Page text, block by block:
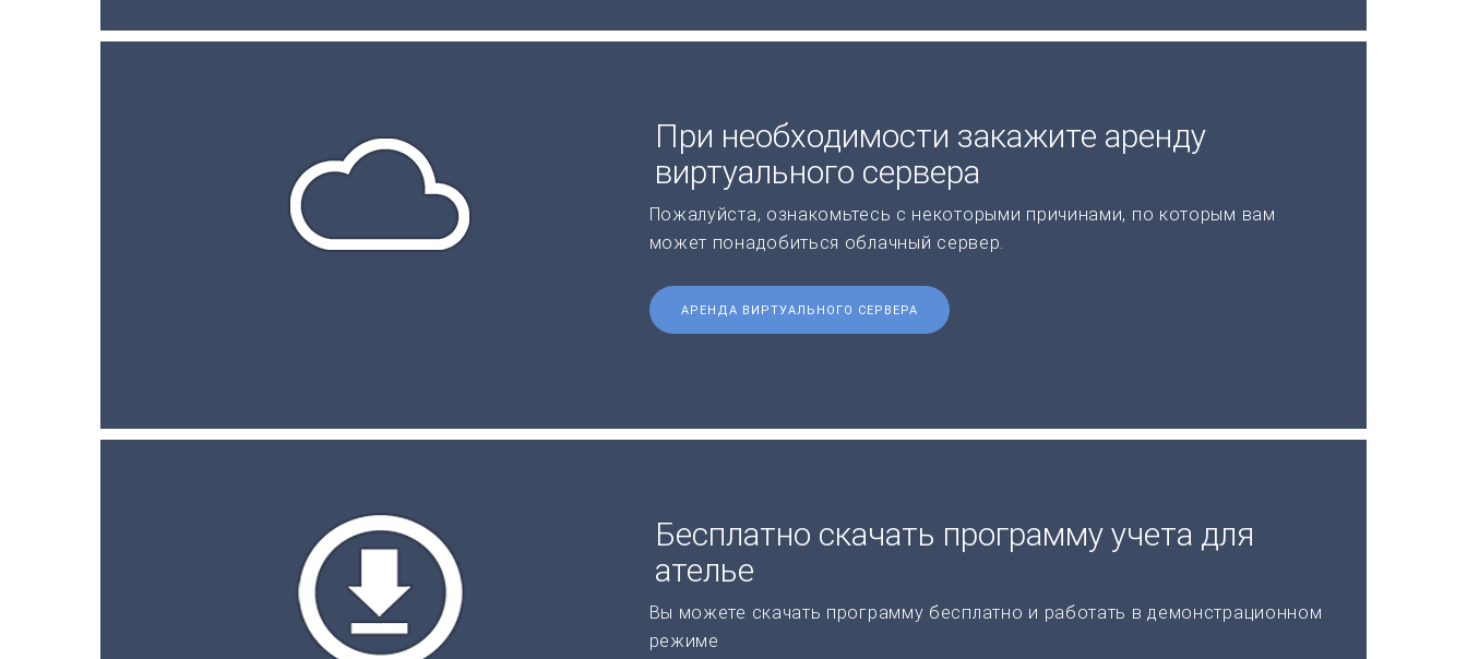
При необходимости закажите аренду
виртуального сервера
Пожалуйста, ознакомьтесь с некоторыми причинами, по которым вам
может понадобиться облачный сервер.
АРЕНДА ВИРТУАЛЬНОГО СЕРВЕРА
Бесплатно скачать программу учета для
ателье
Вы можете скачать программу бесплатно и работать в демонстрационном
режиме